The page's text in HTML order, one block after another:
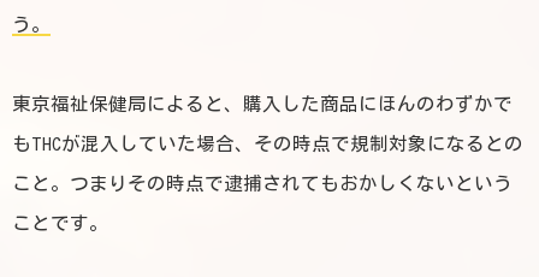
う。
東京福祉保健局によると、購入した商品にほんのわずかで
もTHCが混入していた場合、その時点で規制対象になるとの
こと。つまりその時点で逮捕されてもおかしくないという
ことです。